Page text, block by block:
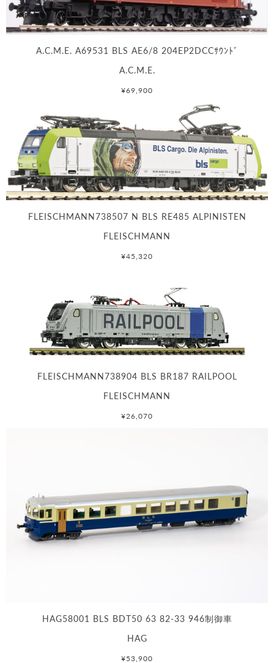
A.C.M.E. A69531 BLS AE6/8 204EP2DCCｻｳﾝﾄﾞ
A.C.M.E.
¥69,900
FLEISCHMANN738507 N BLS RE485 ALPINISTEN
FLEISCHMANN
¥45,320
FLEISCHMANN738904 BLS BR187 RAILPOOL
FLEISCHMANN
¥26,070
HAG58001 BLS BDT50 63 82-33 946制御車
HAG
¥53,900